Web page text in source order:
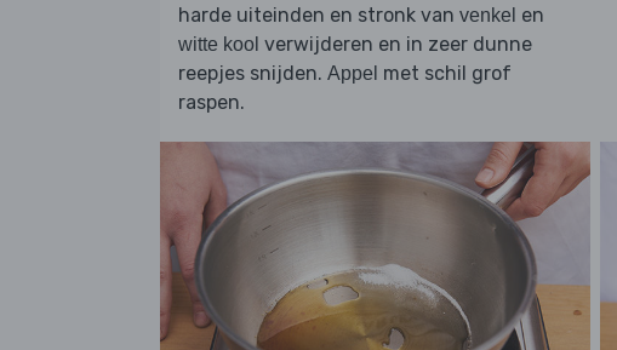
harde uiteinden en stronk van venkel en
witte kool verwijderen en in zeer dunne
reepjes snijden. Appel met schil grof
raspen.